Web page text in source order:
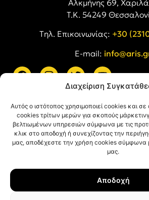
Διαχείριση
Αυτός ο ιστότοπος χρησιμοποιεί cookies και
cookies τρίτων μερών για σκοπούς
βελτιωμένων υπηρεσιών σύμφωνα με τις
κλικ στο αποδοχή ή συνεχίζοντας την
μας, αποδέχεστε την χρήση cookies σύμφωνα
μας.
Αποδοχή
Αλκμήνης 69,
Τ.Κ. 54249
Tηλ. Επικοινωνίας: +30
E-mail:
Όροι Χρήσης